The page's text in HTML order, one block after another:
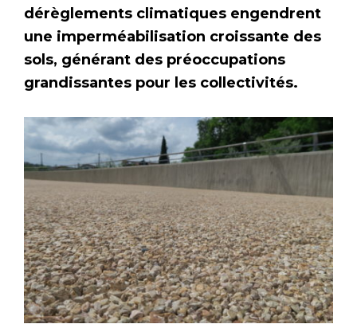
dérèglements climatiques engendrent
une imperméabilisation croissante des
sols, générant des préoccupations
grandissantes pour les collectivités.